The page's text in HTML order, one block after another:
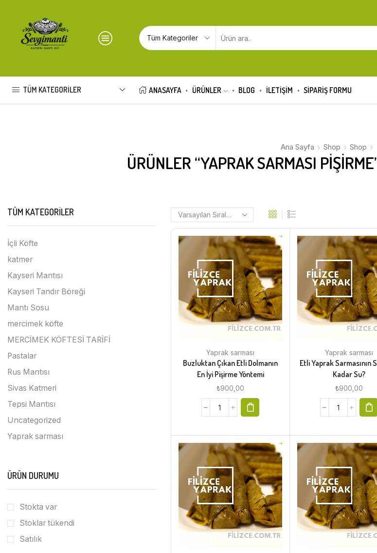
TÜM KATEGORILER ANASAYFA ÜRÜNLER BLOG İLETİŞİM SIPARIŞ FORMU
Ana Sayfa Shop Shop
ÜRÜNLER “YAPRAK SARMASI
Yaprak sarması
Buzluktan Çıkan Etli Dolmanın
En İyi Pişirme Yöntemi
₺900,00
Yaprak sarması
Etli Yaprak Sarmasının
Kadar Su?
₺900,00
TÜM KATEGORILER
İçli Köfte
katmer
Kayseri Mantısı
Kayseri Tandır Böreği
Mantı Sosu
mercimek köfte
MERCİMEK KÖFTESİ TARİFİ
Pastalar
Rus Mantısı
Sivas Katmeri
Tepsi Mantısı
Uncategorized
Yaprak sarması
ÜRÜN DURUMU
Stokta var
Stoklar tükendi
Satılık